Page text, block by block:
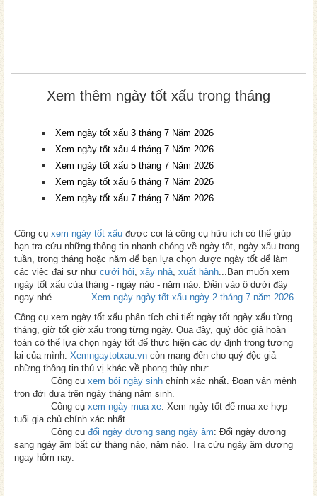
Xem thêm ngày tốt xấu trong tháng
Xem ngày tốt xấu 3 tháng 7 Năm 2026
Xem ngày tốt xấu 4 tháng 7 Năm 2026
Xem ngày tốt xấu 5 tháng 7 Năm 2026
Xem ngày tốt xấu 6 tháng 7 Năm 2026
Xem ngày tốt xấu 7 tháng 7 Năm 2026
Công cụ xem ngày tốt xấu được coi là công cụ hữu ích có thể giúp
bạn tra cứu những thông tin nhanh chóng về ngày tốt, ngày xấu trong
tuần, trong tháng hoặc năm để bạn lựa chọn được ngày tốt để làm
các việc đại sự như cưới hỏi, xây nhà, xuất hành...Bạn muốn xem
ngày tốt xấu của tháng - ngày nào - năm nào. Điền vào ô dưới đây
ngay nhé.
Xem ngày ngày tốt xấu ngày 2 tháng 7 năm 2026
Công cụ xem ngày tốt xấu phân tích chi tiết ngày tốt ngày xấu từng
tháng, giờ tốt giờ xấu trong từng ngày. Qua đây, quý độc giả hoàn
toàn có thể lựa chọn ngày tốt để thực hiện các dự định trong tương
lai của mình. Xemngaytotxau.vn còn mang đến cho quý độc giả
những thông tin thú vị khác về phong thủy như:
Công cụ xem bói ngày sinh chính xác nhất. Đoạn vận mệnh
trọn đời dựa trên ngày tháng năm sinh.
Công cụ xem ngày mua xe: Xem ngày tốt để mua xe hợp
tuổi gia chủ chính xác nhất.
Công cụ đổi ngày dương sang ngày âm: Đổi ngày dương
sang ngày âm bất cứ tháng nào, năm nào. Tra cứu ngày âm dương
ngay hôm nay.